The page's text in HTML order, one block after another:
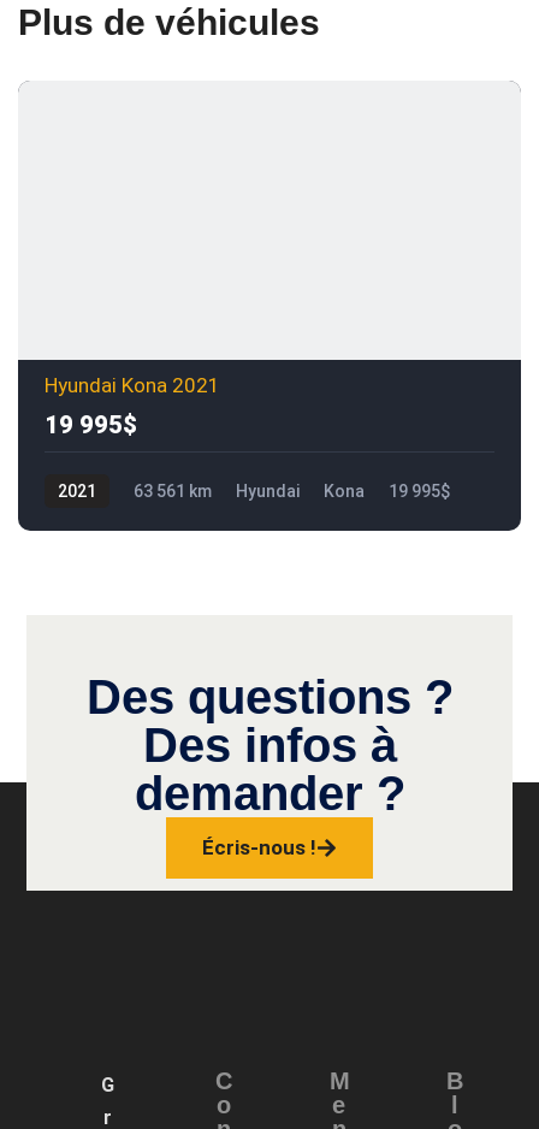
Plus de véhicules
Hyundai Kona 2021
19 995$
2021 63 561 km Hyundai Kona 19 995$
Des questions ?
Des infos à
demander ?
Écris-nous !
G
r
C
o
M
e
B